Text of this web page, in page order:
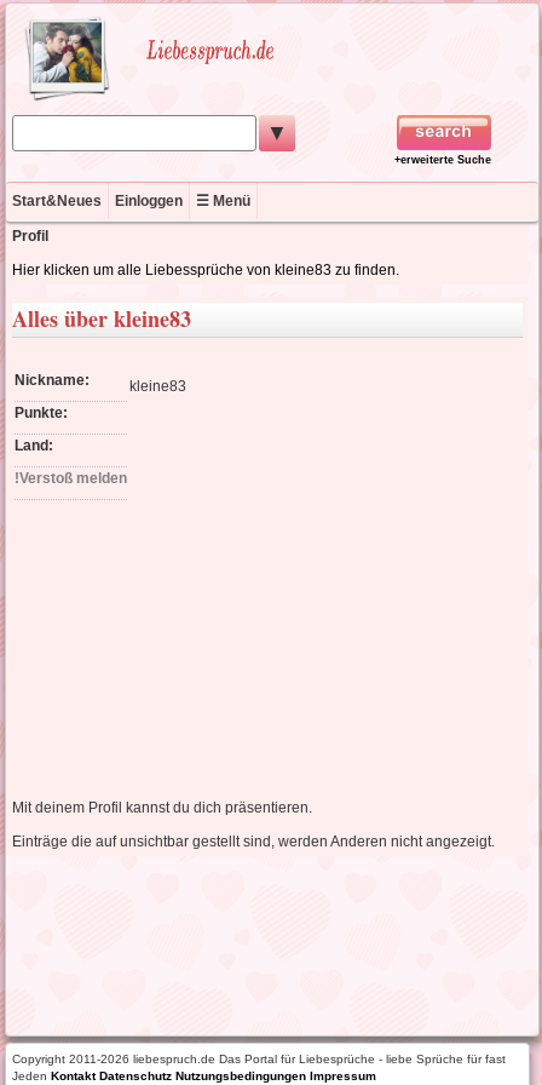
▼
+erweiterte Suche
Start&Neues Einloggen ☰ Menü
Profil
Hier klicken um alle Liebessprüche von kleine83 zu finden.
Alles über kleine83
Nickname:
kleine83
Punkte:
Land:
!Verstoß melden
Mit deinem Profil kannst du dich präsentieren.
Einträge die auf unsichtbar gestellt sind, werden Anderen nicht angezeigt.
Copyright 2011-2026 liebespruch.de Das Portal für Liebesprüche - liebe Sprüche für fast
JedenKontakt Datenschutz Nutzungsbedingungen Impressum